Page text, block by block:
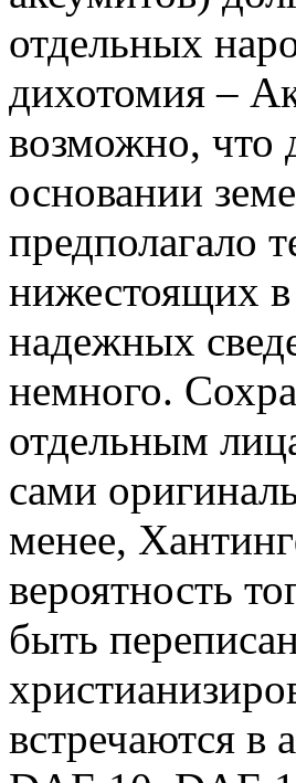
отдельных
дихотомия –
возможно, что
основании
предполагало
нижестоящих
надежных
немного.
отдельным
сами
менее,
вероятность
быть
встречаются в